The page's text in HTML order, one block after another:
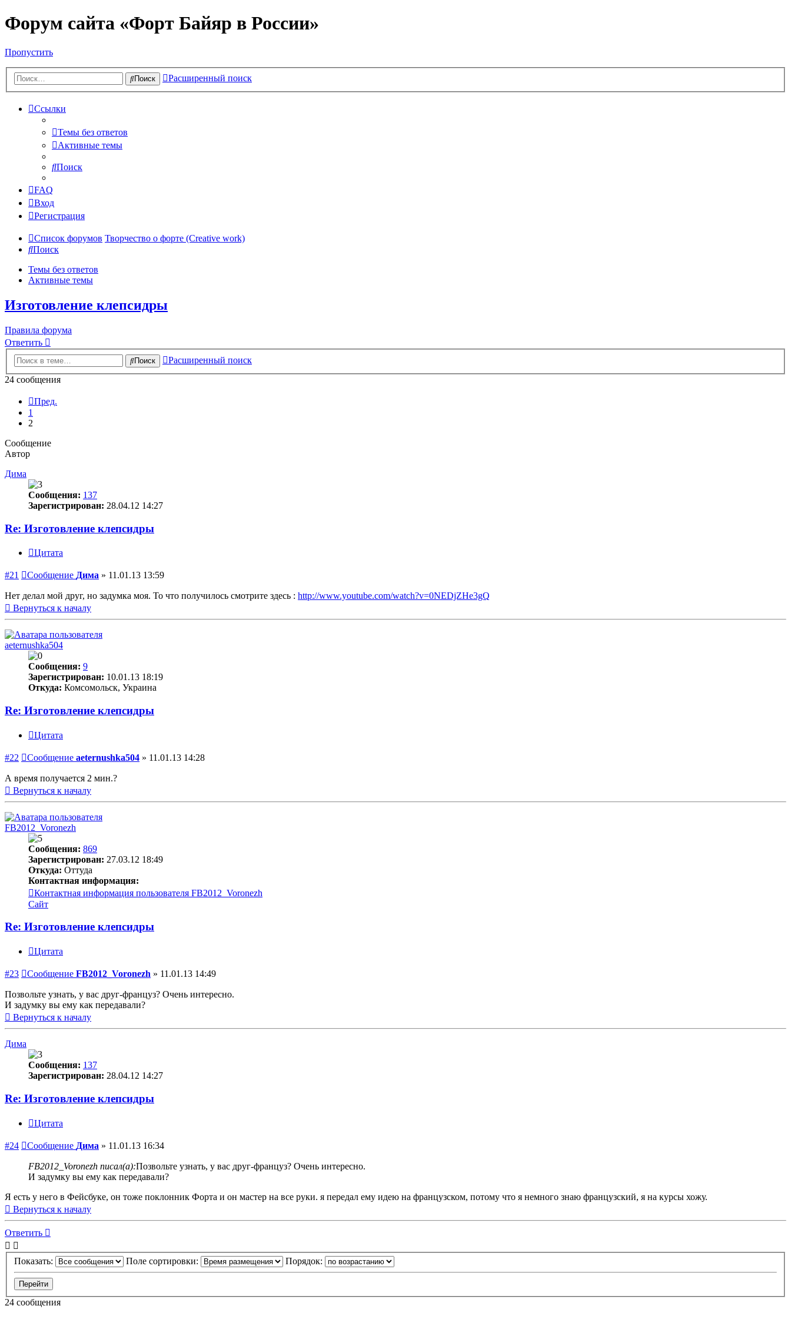
Форум сайта «Форт Байяр в России»
Пропустить
Поиск Расширенный поиск
Ссылки
Темы без ответов
Активные темы
Поиск
FAQ
Вход
Регистрация
Список форумов Творчество о форте (Creative work)
Поиск
Темы без ответов
Активные темы
Изготовление клепсидры
Правила форума
Ответить
Поиск
Расширенный поиск
24 сообщения
Пред.
1
2
Сообщение
Автор
Дима
Сообщения: 137
Зарегистрирован: 28.04.12 14:27
Re: Изготовление клепсидры
Цитата
#21 Сообщение Дима » 11.01.13 13:59
Нет делал мой друг, но задумка моя. То что получилось смотрите здесь : http://www.youtube.com/watch?v=0NEDjZHe3gQ
Вернуться к началу
aeternushka504
Сообщения: 9
Зарегистрирован: 10.01.13 18:19
Откуда: Комсомольск, Украина
Re: Изготовление клепсидры
Цитата
#22 Сообщение aeternushka504 » 11.01.13 14:28
А время получается 2 мин.?
Вернуться к началу
FB2012_Voronezh
Сообщения: 869
Зарегистрирован: 27.03.12 18:49
Откуда: Оттуда
Контактная информация:
Контактная информация пользователя FB2012_Voronezh
Сайт
Re: Изготовление клепсидры
Цитата
#23 Сообщение FB2012_Voronezh » 11.01.13 14:49
Позвольте узнать, у вас друг-француз? Очень интересно.
И задумку вы ему как передавали?
Вернуться к началу
Дима
Сообщения: 137
Зарегистрирован: 28.04.12 14:27
Re: Изготовление клепсидры
Цитата
#24 Сообщение Дима » 11.01.13 16:34
FB2012_Voronezh писал(а):Позвольте узнать, у вас друг-француз? Очень интересно.
И задумку вы ему как передавали?
Я есть у него в Фейсбуке, он тоже поклонник Форта и он мастер на все руки. я передал ему идею на французском, потому что я немного знаю французский, я на курсы хожу.
Вернуться к началу
Ответить
Показать: Поле сортировки: Порядок:
24 сообщения